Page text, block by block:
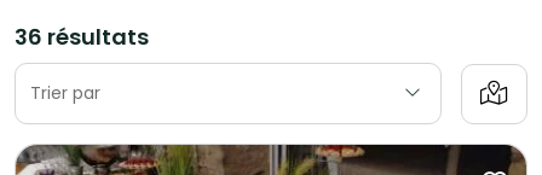
36 résultats
Trier par